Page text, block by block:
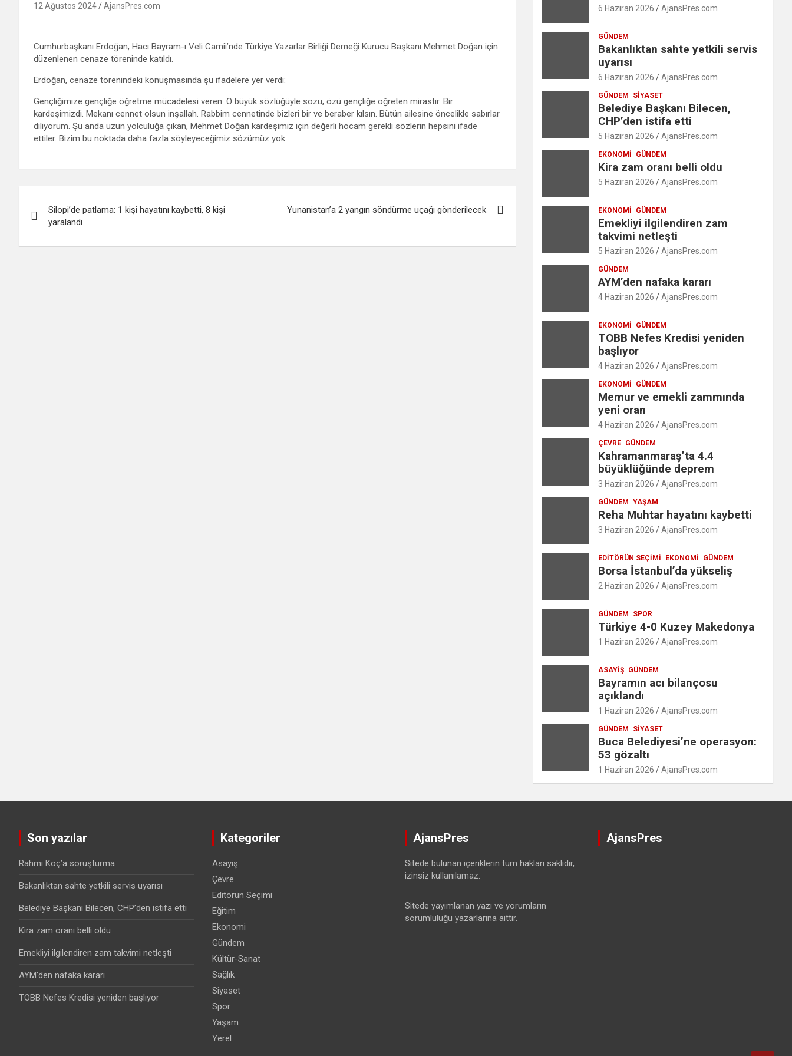
12 Ağustos 2024 AjansPres.com
Cumhurbaşkanı Erdoğan, Hacı Bayram-ı Veli Camii’nde Türkiye Yazarlar Birliği Derneği Kurucu Başkanı Mehmet Doğan için
düzenlenen cenaze töreninde katıldı.
Erdoğan, cenaze törenindeki konuşmasında şu ifadelere yer verdi:
Gençliğimize gençliğe öğretme mücadelesi veren. O büyük sözlüğüyle sözü, özü gençliğe öğreten mirastır. Bir
kardeşimizdi. Mekanı cennet olsun inşallah. Rabbim cennetinde bizleri bir ve beraber kılsın. Bütün ailesine öncelikle sabırlar
diliyorum. Şu anda uzun yolculuğa çıkan, Mehmet Doğan kardeşimiz için değerli hocam gerekli sözlerin hepsini ifade
ettiler. Bizim bu noktada daha fazla söyleyeceğimiz sözümüz yok.
gezinmesi
Silopi’de patlama: 1 kişi hayatını kaybetti, 8 kişi
yaralandı
Yunanistan’a 2 yangın söndürme uçağı gönderilecek
6 Haziran 2026 AjansPres.com
GÜNDEM
Bakanlıktan sahte yetkili servis
uyarısı
6 Haziran 2026 AjansPres.com
GÜNDEM SIYASET
Belediye Başkanı Bilecen,
CHP’den istifa etti
5 Haziran 2026 AjansPres.com
EKONOMI GÜNDEM
Kira zam oranı belli oldu
5 Haziran 2026 AjansPres.com
EKONOMI GÜNDEM
Emekliyi ilgilendiren zam
takvimi netleşti
5 Haziran 2026 AjansPres.com
GÜNDEM
AYM’den nafaka kararı
4 Haziran 2026 AjansPres.com
EKONOMI GÜNDEM
TOBB Nefes Kredisi yeniden
başlıyor
4 Haziran 2026 AjansPres.com
EKONOMI GÜNDEM
Memur ve emekli zammında
yeni oran
4 Haziran 2026 AjansPres.com
ÇEVRE GÜNDEM
Kahramanmaraş’ta 4.4
büyüklüğünde deprem
3 Haziran 2026 AjansPres.com
GÜNDEM YAŞAM
Reha Muhtar hayatını kaybetti
3 Haziran 2026 AjansPres.com
EDITÖRÜN SEÇIMI EKONOMI GÜNDEM
Borsa İstanbul’da yükseliş
2 Haziran 2026 AjansPres.com
GÜNDEM SPOR
Türkiye 4-0 Kuzey Makedonya
1 Haziran 2026 AjansPres.com
ASAYIŞ GÜNDEM
Bayramın acı bilançosu
açıklandı
1 Haziran 2026 AjansPres.com
GÜNDEM SIYASET
Buca Belediyesi’ne operasyon:
53 gözaltı
1 Haziran 2026 AjansPres.com
Son yazılar
Rahmi Koç’a soruşturma
Bakanlıktan sahte yetkili servis uyarısı
Belediye Başkanı Bilecen, CHP’den istifa etti
Kira zam oranı belli oldu
Emekliyi ilgilendiren zam takvimi netleşti
AYM’den nafaka kararı
TOBB Nefes Kredisi yeniden başlıyor
Kategoriler
Asayiş
Çevre
Editörün Seçimi
Eğitim
Ekonomi
Gündem
Kültür-Sanat
Sağlık
Siyaset
Spor
Yaşam
Yerel
AjansPres
Sitede bulunan içeriklerin tüm hakları saklıdır,
izinsiz kullanılamaz.
Sitede yayımlanan yazı ve yorumların
sorumluluğu yazarlarına aittir.
AjansPres